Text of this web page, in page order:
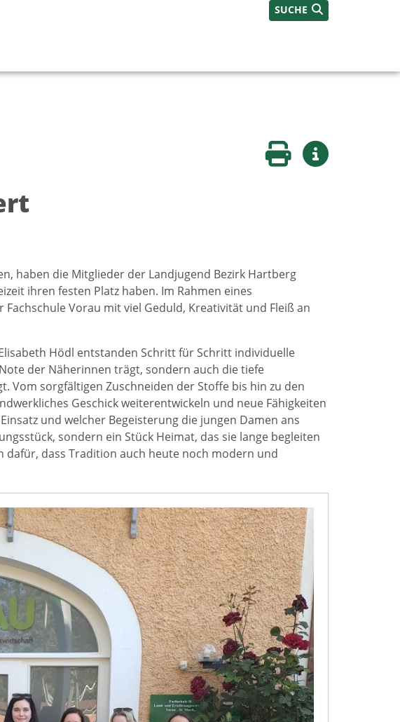
SUCHE
Seite druckenWeitere Infos
haben die Mitglieder der Landjugend Bezirk Hartberg
ihren festen Platz haben. Im Rahmen eines
Vorau mit viel Geduld, Kreativität und Fleiß an
Hödl entstanden Schritt für Schritt individuelle
der Näherinnen trägt, sondern auch die tiefe
Vom sorgfältigen Zuschneiden der Stoffe bis hin zu den
Geschick weiterentwickeln und neue Fähigkeiten
und welcher Begeisterung die jungen Damen ans
sondern ein Stück Heimat, das sie lange begleiten
dafür, dass Tradition auch heute noch modern und